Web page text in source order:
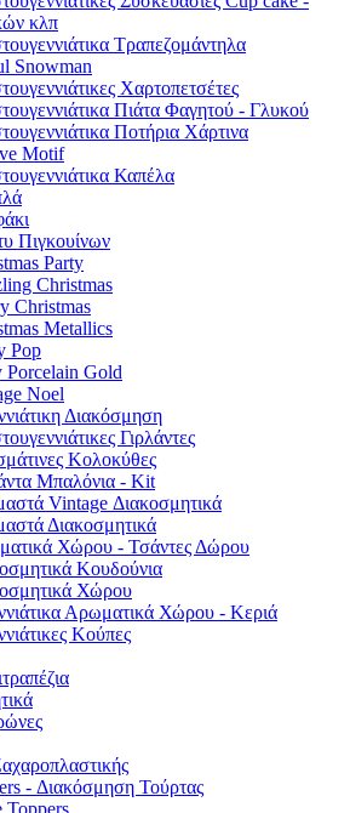
κλπ
Τραπεζομάντηλα
Snowman
Χαρτοπετσέτες
Πιάτα Φαγητού - Γλυκού
Ποτήρια Χάρτινα
Motif
Καπέλα
Πιγκουίνων
Party
Christmas
Christmas
Metallics
Pop
Porcelain Gold
Noel
Διακόσμηση
Γιρλάντες
Κολοκύθες
Μπαλόνια - Kit
Vintage Διακοσμητικά
Διακοσμητικά
Χώρου - Τσάντες Δώρου
Κουδούνια
Χώρου
Αρωματικά Χώρου - Κεριά
Κούπες
- Διακόσμηση Τούρτας
Toppers